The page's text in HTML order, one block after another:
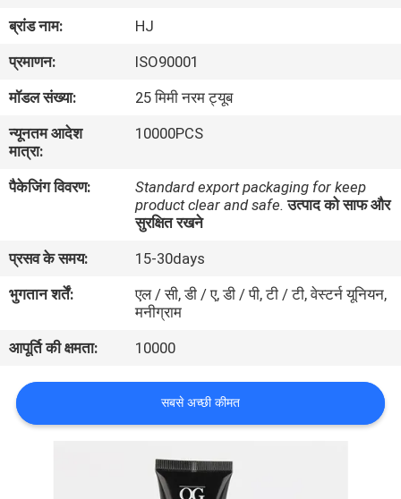
बारे
में
कारखाना
भ्रमण
गुणवत्ता
संपर्क
एक
उद्धरण
ब्रांड नाम:
HJ
प्रमाणन:
ISO90001
मॉडल संख्या:
25 मिमी नरम ट्यूब
न्यूनतम आदेश
मात्रा:
10000PCS
पैकेजिंग विवरण:
Standard export packaging for keep
product clear and safe. उत्पाद को साफ और
सुरक्षित रखने
प्रसव के समय:
15-30days
भुगतान शर्तें:
एल / सी, डी / ए, डी / पी, टी / टी, वेस्टर्न यूनियन,
मनीग्राम
आपूर्ति की क्षमता:
10000
सबसे अच्छी कीमत